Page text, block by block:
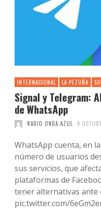
INTERNACIONAL LA PEZUÑA
Signal y Telegram:
de WhatsApp
RADIO ONDA AZUL 4
WhatsApp cuenta, en
número de usuarios
sus servicios, que
plataformas de
tener alternativas ante
pic.twitter.com/